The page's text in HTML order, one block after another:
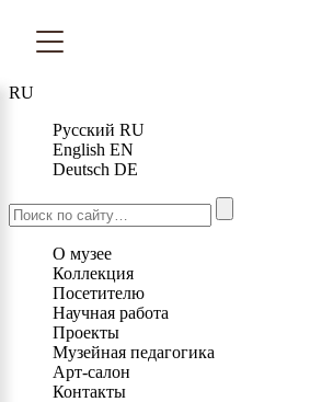
RU
Русский RU
English EN
Deutsch DE
О музее
Коллекция
Посетителю
Научная работа
Проекты
Музейная педагогика
Арт-салон
Контакты